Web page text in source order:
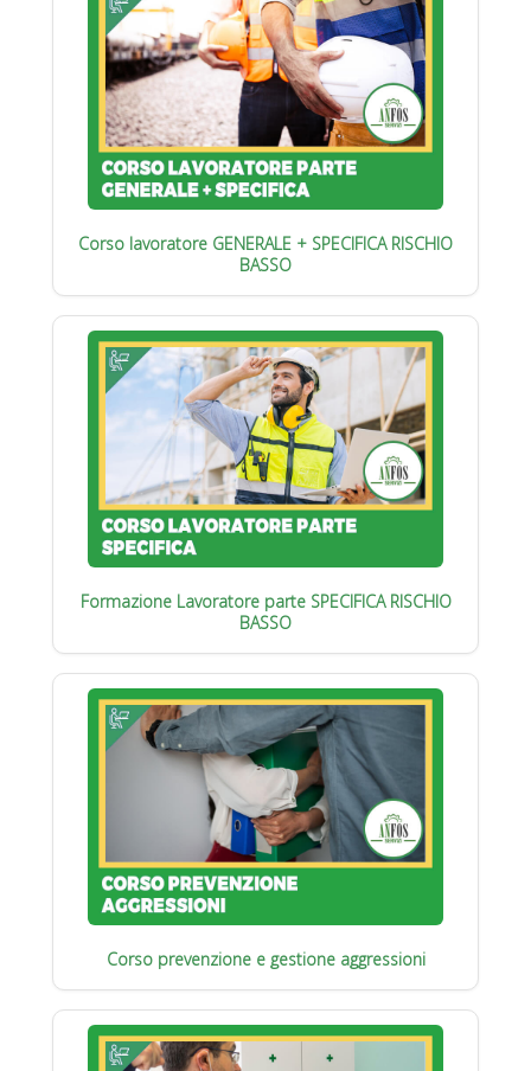
Corso lavoratore GENERALE + SPECIFICA RISCHIO
BASSO
Formazione Lavoratore parte SPECIFICA RISCHIO
BASSO
Corso prevenzione e gestione aggressioni